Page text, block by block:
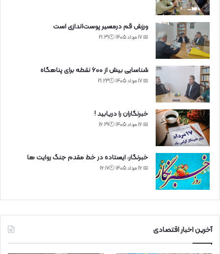
ورزش قم درمسیر پوست‌اندازی است
📅 17 مرداد 1405 🕙21:31
شناسایی بیش از ۶۰۰ نقطه برای پناهگاه
📅 17 مرداد 1405 🕙21:23
خبرنگاران را دریابید !
📅 16 مرداد 1405 🕙16:29
خبرنگار، ایستاده در خط مقدم جنگ روایت ها
📅 16 مرداد 1405 🕙16:17
آخرین اخبار اقتصادی